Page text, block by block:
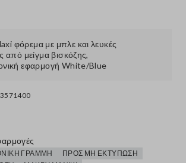
ΓΡΑΜΜΉ
ΠΡΟΣ ΜΗ ΕΚΤΎΠΩΣΗ